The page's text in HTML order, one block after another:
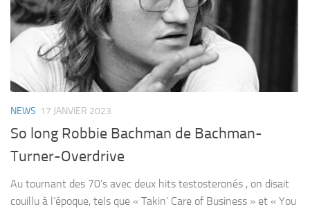
NEWS 17 JANVIER 2023
So long Robbie Bachman de Bachman-
Turner-Overdrive
Au tournant des 70’s avec deux hits testosteronés , on disait
couillu à l’époque, tels que « Takin’ Care of Business » et « You